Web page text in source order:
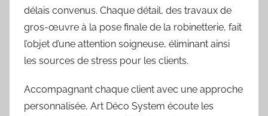
délais convenus. Chaque détail, des travaux de
gros-œuvre à la pose finale de la robinetterie, fait
l’objet d’une attention soigneuse, éliminant ainsi
les sources de stress pour les clients.
Accompagnant chaque client avec une approche
personnalisée, Art Déco System écoute les